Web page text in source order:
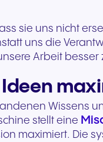
sie uns nicht
uns die
Arbeit besser
Wissens
stellt eine
maximiert. Die